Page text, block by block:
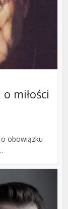
miłości
o obowiązku